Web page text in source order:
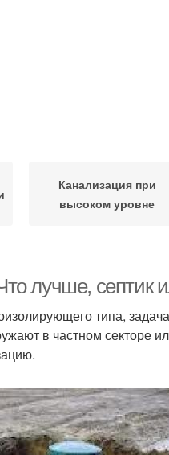
Канализация при
высоком уровне
лучше, септик
типа,
в частном секторе